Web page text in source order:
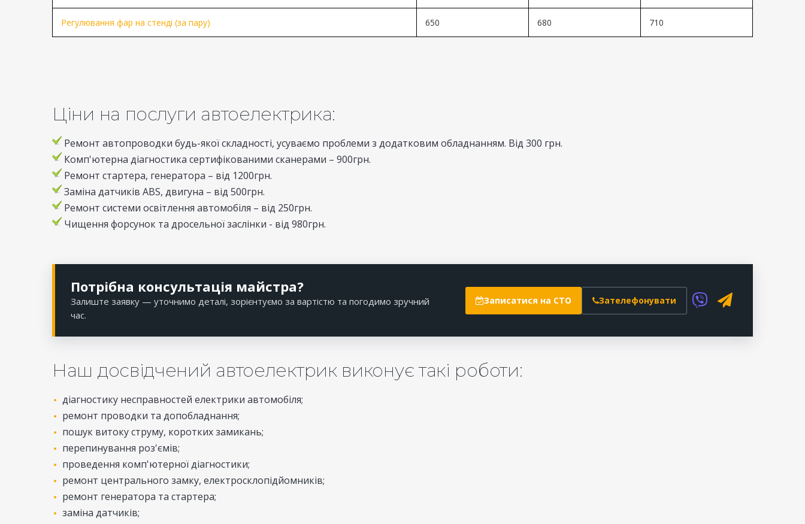
Регулювання фар на стенді (за пару) 650 680 710
Ціни на послуги автоелектрика:
Ремонт автопроводки будь-якої складності, усуваємо проблеми з додатковим обладнанням. Від 300 грн.
Комп'ютерна діагностика сертифікованими сканерами – 900грн.
Ремонт стартера, генератора – від 1200грн.
Заміна датчиків ABS, двигуна – від 500грн.
Ремонт системи освітлення автомобіля – від 250грн.
Чищення форсунок та дросельної заслінки - від 980грн.
Потрібна консультація майстра?
Залиште заявку — уточнимо деталі, зорієнтуємо за вартістю та погодимо зручний
час.
Записатися на СТО Зателефонувати
Наш досвідчений автоелектрик виконує такі роботи:
діагностику несправностей електрики автомобіля;
ремонт проводки та допобладнання;
пошук витоку струму, коротких замикань;
перепинування роз'ємів;
проведення комп'ютерної діагностики;
ремонт центрального замку, електросклопідйомників;
ремонт генератора та стартера;
заміна датчиків;